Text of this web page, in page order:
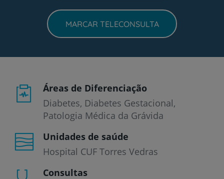
MARCAR TELECONSULTA
Áreas de Diferenciação
Diabetes, Diabetes Gestacional,
Patologia Médica da Grávida
Unidades de saúde
Hospital CUF Torres Vedras
Consultas